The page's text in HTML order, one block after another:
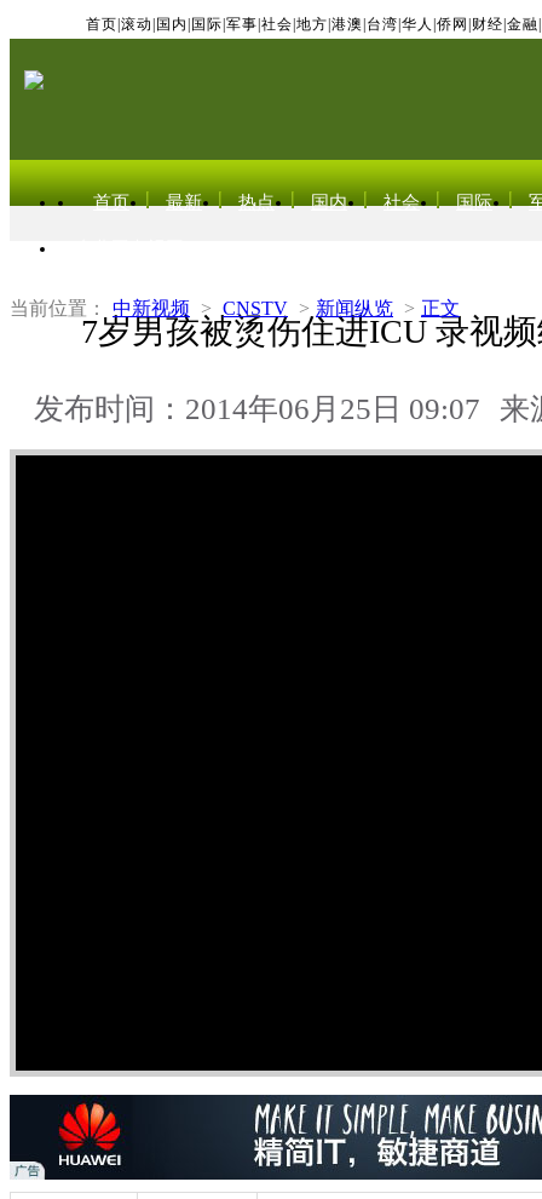
首页 滚动 国内 国际 军事 社会 地方 港澳 台湾 华人 侨网 财经 金融
首页 最新 热点 国内 社会 国际
当前位置： 中新视频 > CNSTV > 新闻纵览 > 正文
7岁男孩被烫伤住进ICU 录视
发布时间：2014年06月25日 09:07 来